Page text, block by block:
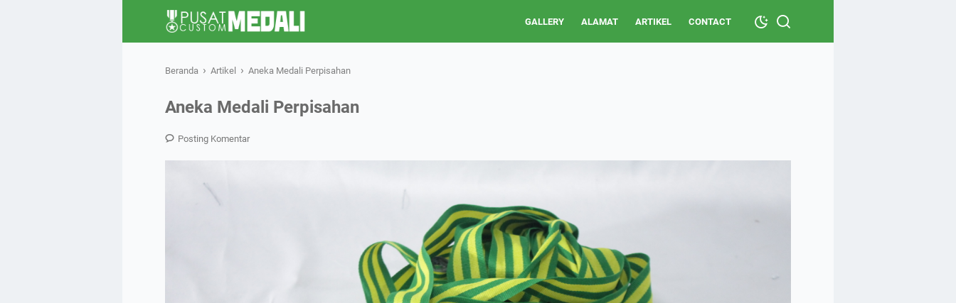
GALLERY ALAMAT ARTIKEL CONTACT
Beranda › Artikel › Aneka Medali Perpisahan
Aneka Medali Perpisahan
Posting Komentar